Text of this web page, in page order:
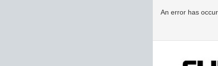
An error has